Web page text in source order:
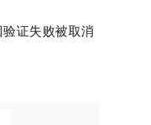
证失败被取消